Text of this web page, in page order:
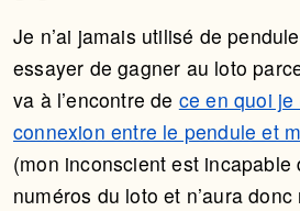
Je n’ai jamais utilisé de
essayer de gagner au loto
va à l’encontre de ce en quoi
connexion entre le pendule et
(mon inconscient est incapable
numéros du loto et n’aura